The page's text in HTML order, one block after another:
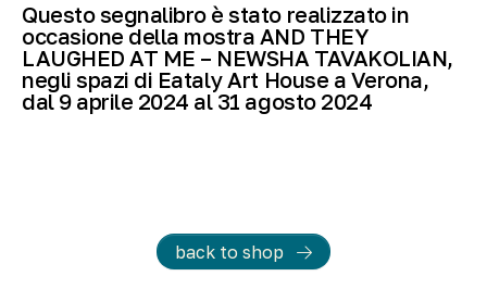
Questo segnalibro è stato realizzato in
occasione della mostra AND THEY
LAUGHED AT ME – NEWSHA TAVAKOLIAN,
negli spazi di Eataly Art House a Verona,
dal 9 aprile 2024 al 31 agosto 2024
back to shop